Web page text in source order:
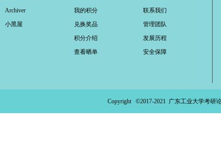
Archiver
小黑屋
我的积分
兑换奖品
积分介绍
查看晒单
联系我们
管理团队
发展历程
安全保障
Copyright ©2017-2021 广东工业大学考研